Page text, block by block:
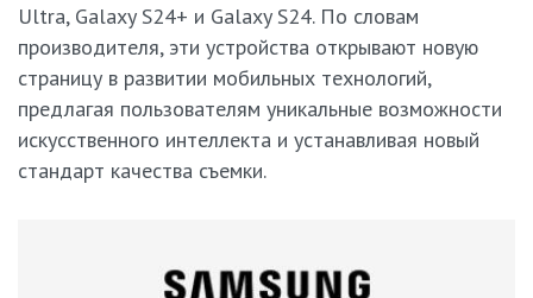
Ultra, Galaxy S24+ и Galaxy S24. По словам
производителя, эти устройства открывают новую
страницу в развитии мобильных технологий,
предлагая пользователям уникальные возможности
искусственного интеллекта и устанавливая новый
стандарт качества съемки.